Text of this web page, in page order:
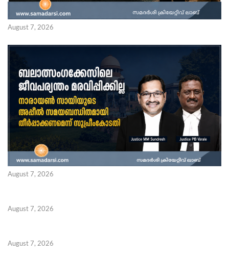
August 7, 2026
August 7, 2026
August 7, 2026
August 7, 2026